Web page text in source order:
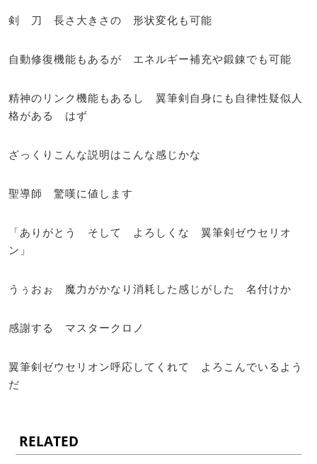
剣 刀 長さ大きさの 形状変化も可能
自動修復機能もあるが エネルギー補充や鍛錬でも可能
精神のリンク機能もあるし 翼筆剣自身にも自律性疑似人
格がある はず
ざっくりこんな説明はこんな感じかな
聖導師 驚嘆に値します
「ありがとう そして よろしくな 翼筆剣ゼウセリオ
ン」
うぅおぉ 魔力がかなり消耗した感じがした 名付けか
感謝する マスタークロノ
翼筆剣ゼウセリオン呼応してくれて よろこんでいるよう
だ
RELATED